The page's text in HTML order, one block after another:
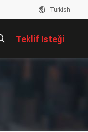
Turkish
Teklif Isteği